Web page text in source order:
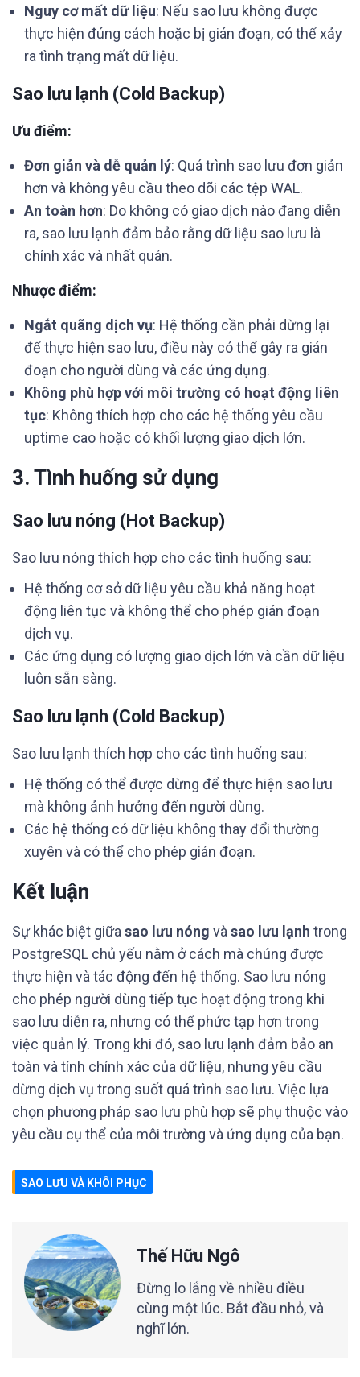
Nguy cơ mất dữ liệu: Nếu sao lưu không được
thực hiện đúng cách hoặc bị gián đoạn, có thể xảy
ra tình trạng mất dữ liệu.
Sao lưu lạnh (Cold Backup)
Ưu điểm:
Đơn giản và dễ quản lý: Quá trình sao lưu đơn giản
hơn và không yêu cầu theo dõi các tệp WAL.
An toàn hơn: Do không có giao dịch nào đang diễn
ra, sao lưu lạnh đảm bảo rằng dữ liệu sao lưu là
chính xác và nhất quán.
Nhược điểm:
Ngắt quãng dịch vụ: Hệ thống cần phải dừng lại
để thực hiện sao lưu, điều này có thể gây ra gián
đoạn cho người dùng và các ứng dụng.
Không phù hợp với môi trường có hoạt động liên
tục: Không thích hợp cho các hệ thống yêu cầu
uptime cao hoặc có khối lượng giao dịch lớn.
3. Tình huống sử dụng
Sao lưu nóng (Hot Backup)
Sao lưu nóng thích hợp cho các tình huống sau:
Hệ thống cơ sở dữ liệu yêu cầu khả năng hoạt
động liên tục và không thể cho phép gián đoạn
dịch vụ.
Các ứng dụng có lượng giao dịch lớn và cần dữ liệu
luôn sẵn sàng.
Sao lưu lạnh (Cold Backup)
Sao lưu lạnh thích hợp cho các tình huống sau:
Hệ thống có thể được dừng để thực hiện sao lưu
mà không ảnh hưởng đến người dùng.
Các hệ thống có dữ liệu không thay đổi thường
xuyên và có thể cho phép gián đoạn.
Kết luận
Sự khác biệt giữa sao lưu nóng và sao lưu lạnh trong
PostgreSQL chủ yếu nằm ở cách mà chúng được
thực hiện và tác động đến hệ thống. Sao lưu nóng
cho phép người dùng tiếp tục hoạt động trong khi
sao lưu diễn ra, nhưng có thể phức tạp hơn trong
việc quản lý. Trong khi đó, sao lưu lạnh đảm bảo an
toàn và tính chính xác của dữ liệu, nhưng yêu cầu
dừng dịch vụ trong suốt quá trình sao lưu. Việc lựa
chọn phương pháp sao lưu phù hợp sẽ phụ thuộc vào
yêu cầu cụ thể của môi trường và ứng dụng của bạn.
SAO LƯU VÀ KHÔI PHỤC
Thế Hữu Ngô
Đừng lo lắng về nhiều điều
cùng một lúc. Bắt đầu nhỏ, và
nghĩ lớn.